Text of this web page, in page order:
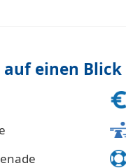
auf einen Blick